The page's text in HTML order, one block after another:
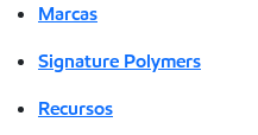
Marcas
Signature Polymers
Recursos